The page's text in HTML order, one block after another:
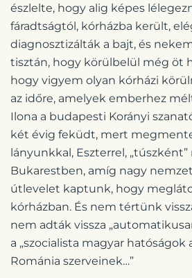
észlelte, hogy alig képes
fáradtságtól, kórházba került,
diagnosztizálták a bajt, és
tisztán, hogy körülbelül még öt
hogy vigyem olyan kórházi
az időre, amelyek emberhez
Ilona a budapesti Korányi
két évig feküdt, mert
lányunkkal, Eszterrel,
Bukarestben, amíg nagy
útlevelet kaptunk, hogy
kórházban. És nem tértünk
nem adták vissza
a „szocialista magyar hatóságok
Románia szerveinek…”